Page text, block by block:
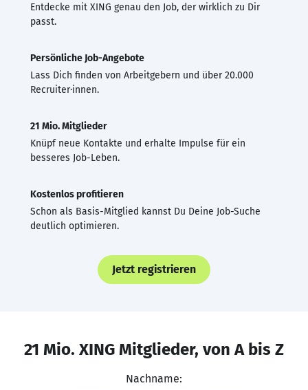
Entdecke mit XING genau den Job, der wirklich zu Dir
passt.
Persönliche Job-Angebote
Lass Dich finden von Arbeitgebern und über 20.000
Recruiter·innen.
21 Mio. Mitglieder
Knüpf neue Kontakte und erhalte Impulse für ein
besseres Job-Leben.
Kostenlos profitieren
Schon als Basis-Mitglied kannst Du Deine Job-Suche
deutlich optimieren.
Jetzt registrieren
21 Mio. XING Mitglieder, von A bis Z
Nachname: